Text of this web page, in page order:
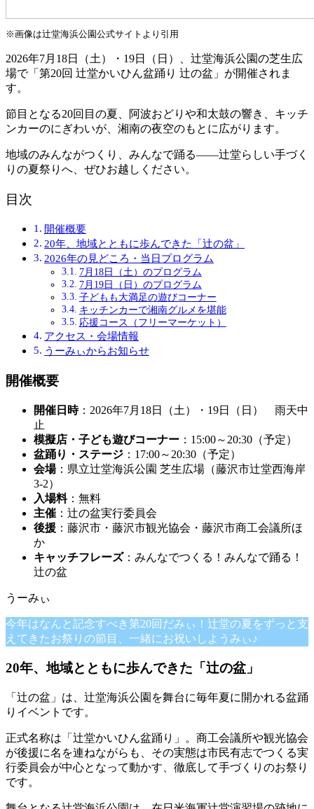
※画像は辻堂海浜公園公式サイトより引用
2026年7月18日（土）・19日（日）、辻堂海浜公園の芝生広
場で「第20回 辻堂かいひん盆踊り 辻の盆」が開催されま
す。
節目となる20回目の夏、阿波おどりや和太鼓の響き、キッチ
ンカーのにぎわいが、湘南の夜空のもとに広がります。
地域のみんながつくり、みんなで踊る――辻堂らしい手づく
りの夏祭りへ、ぜひお越しください。
目次
開催概要
20年、地域とともに歩んできた「辻の盆」
2026年の見どころ・当日プログラム
7月18日（土）のプログラム
7月19日（日）のプログラム
子どもも大満足の遊びコーナー
キッチンカーで湘南グルメを堪能
応援コース（フリーマーケット）
アクセス・会場情報
うーみぃからお知らせ
開催概要
開催日時：2026年7月18日（土）・19日（日） 雨天中
止
模擬店・子ども遊びコーナー ：15:00～20:30（予定）
盆踊り・ステージ ：17:00～20:30（予定）
会場：県立辻堂海浜公園 芝生広場（藤沢市辻堂西海岸
3-2）
入場料：無料
主催 ：辻の盆実行委員会
後援 ：藤沢市・藤沢市観光協会・藤沢市商工会議所ほ
か
キャッチフレーズ：みんなでつくる！みんなで踊る！
辻の盆
今年はなんと記念すべき第20回だみぃ！辻堂の夏をずっと支
えてきたお祭りの節目、一緒にお祝いしようみぃ♪
20年、地域とともに歩んできた「辻の盆」
「辻の盆」は、辻堂海浜公園を舞台に毎年夏に開かれる盆踊
りイベントです。
正式名称は「辻堂かいひん盆踊り」。商工会議所や観光協会
が後援に名を連ねながらも、その実態は市民有志でつくる実
行委員会が中心となって動かす、徹底して手づくりのお祭り
です。